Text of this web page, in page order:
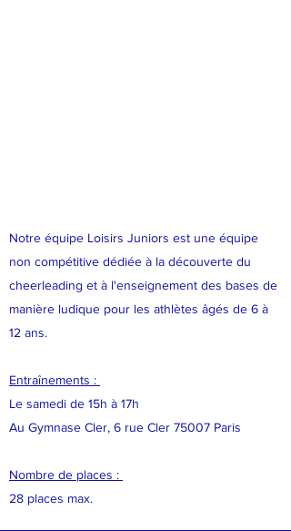
Notre équipe Loisirs Juniors est une équipe
non compétitive dédiée à la découverte du
cheerleading et à l'enseignement des bases de
manière ludique pour les athlètes âgés de 6 à
12 ans.
Entraînements :
Le samedi de 15h à 17h
Au Gymnase Cler, 6 rue Cler 75007 Paris
Nombre de places :
28 places max.